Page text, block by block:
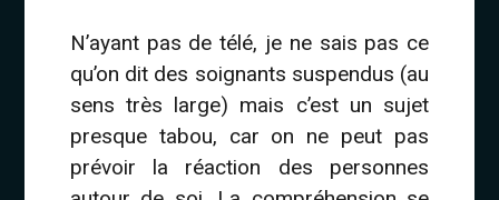
N’ayant pas de télé, je ne sais pas ce
qu’on dit des soignants suspendus (au
sens très large) mais c’est un sujet
presque tabou, car on ne peut pas
prévoir la réaction des personnes